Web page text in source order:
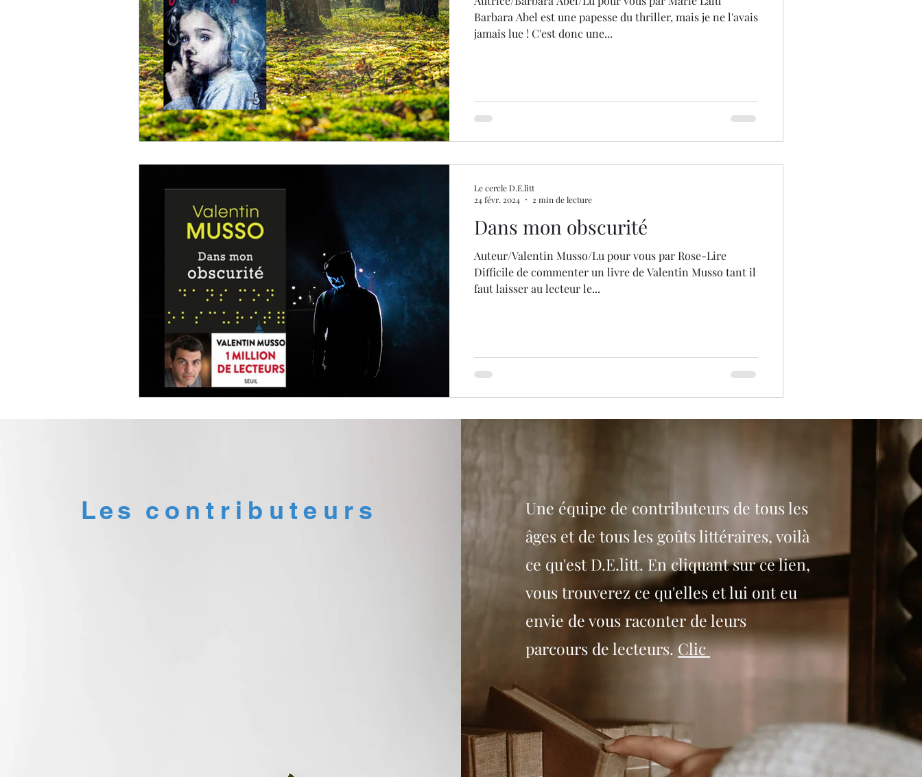
Barbara Abel est une papesse du thriller, mais je ne l'avais
jamais lue ! C'est donc une...
Dans mon obscurité
Auteur/Valentin Musso/Lu pour vous par Rose-Lire
Difficile de commenter un livre de Valentin Musso tant il
faut laisser au lecteur le...
Le cercle D.E.litt
24 févr. 2024
2 min de lecture
Les contributeurs
Une équipe de contributeurs de tous les
âges et de tous les goûts littéraires, voilà
ce qu'est D.E.litt. En cliquant sur ce lien,
vous trouverez ce qu'elles et lui ont eu
envie de vous raconter de leurs
parcours de lecteurs.Clic